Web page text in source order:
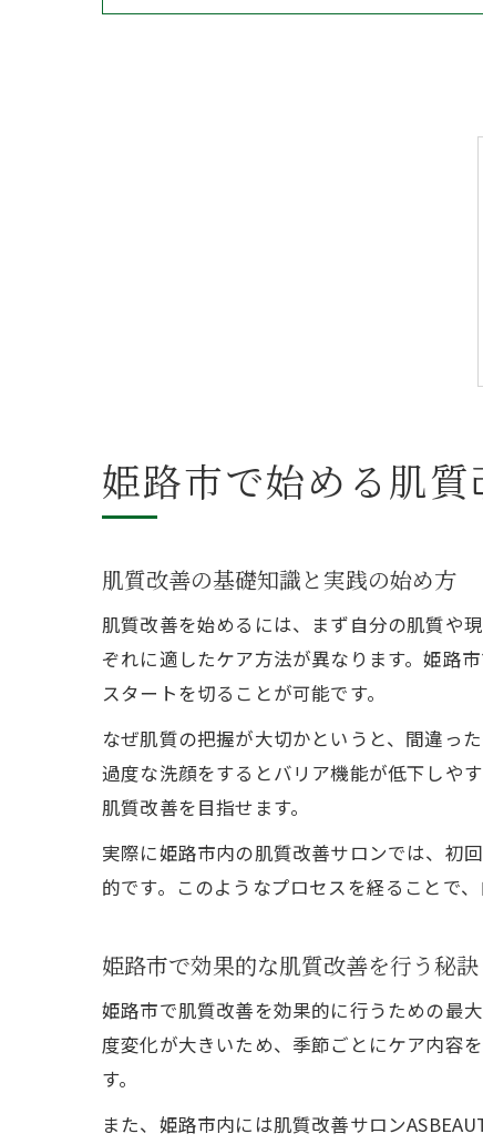
姫路市で始める肌
肌質改善の基礎知識と実践の始め方
肌質改善を始めるには、まず自分の肌質や
ぞれに適したケア方法が異なります。姫路
スタートを切ることが可能です。
なぜ肌質の把握が大切かというと、間違っ
過度な洗顔をするとバリア機能が低下しや
肌質改善を目指せます。
実際に姫路市内の肌質改善サロンでは、初
的です。このようなプロセスを経ることで
姫路市で効果的な肌質改善を行う秘訣
姫路市で肌質改善を効果的に行うための最
度変化が大きいため、季節ごとにケア内容
す。
また、姫路市内には肌質改善サロン